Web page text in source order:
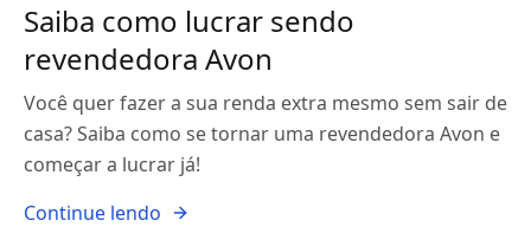
Saiba como lucrar sendo
revendedora Avon
Você quer fazer a sua renda extra mesmo sem sair de
casa? Saiba como se tornar uma revendedora Avon e
começar a lucrar já!
Continue lendo